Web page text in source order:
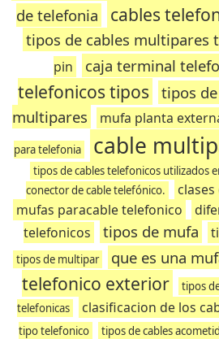
de telefonia
cables
tipos de cables multipares
pin
caja terminal
telefonicos tipos tipos
multipares
mufa planta
para telefonia cable
tipos de cables telefonicos utilizados
conector de cable telefónico.
mufas paracable telefonico
telefonicos
tipos de mufa
tipos de multipar que es una
telefonico exterior
tipos
telefonicas
clasificacion de los
tipo telefonico
tipos de cables